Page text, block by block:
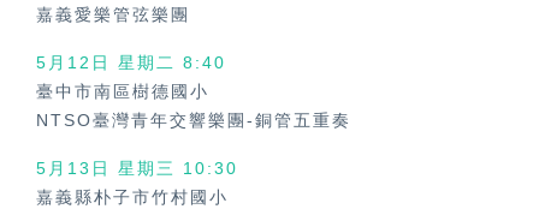
嘉義愛樂管弦樂團
5月12日 星期二 8:40
臺中市南區樹德國小
NTSO臺灣青年交響樂團-銅管五重奏
5月13日 星期三 10:30
嘉義縣朴子市竹村國小